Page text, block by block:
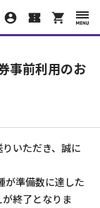
事前利用のお
いただき、誠に
が準備数に達した
終了となりま